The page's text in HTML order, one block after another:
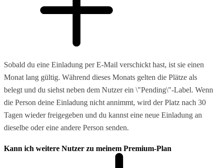
Sobald du eine Einladung per E-Mail verschickt hast, ist sie einen
Monat lang gültig. Während dieses Monats gelten die Plätze als
belegt und du siehst neben dem Nutzer ein \"Pending\"-Label. Wenn
die Person deine Einladung nicht annimmt, wird der Platz nach 30
Tagen wieder freigegeben und du kannst eine neue Einladung an
dieselbe oder eine andere Person senden.
Kann ich weitere Nutzer zu meinem Premium-Plan